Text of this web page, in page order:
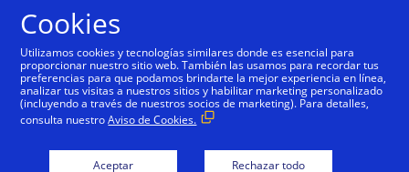
NOTAS DE PRENSA
Visa promueve
recuperación económica
Cookies
Utilizamos cookies y tecnologías similares donde es esencial para
proporcionar nuestro sitio web. También las usamos para recordar tus
preferencias para que podamos brindarte la mejor experiencia en línea,
analizar tus visitas a nuestros sitios y habilitar marketing personalizado
(incluyendo a través de nuestros socios de marketing). Para detalles,
consulta nuestroAviso de Cookies.
Aceptar Rechazar todo